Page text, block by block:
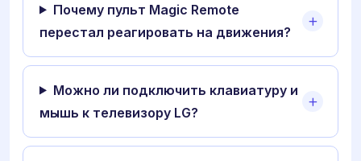
Почему пульт Magic Remote
перестал реагировать на движения?
Можно ли подключить клавиатуру и
мышь к телевизору LG?